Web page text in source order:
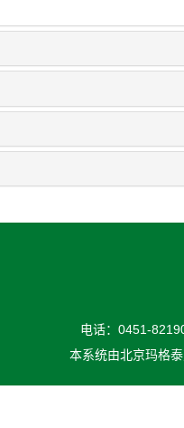
电话：0451-
本系统由北京玛格